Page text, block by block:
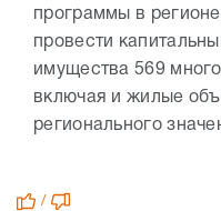
программы в
провести
имущества 569
включая и жилые
регионального
/